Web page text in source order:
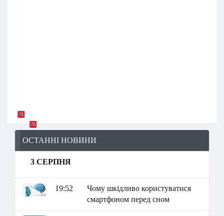
ОСТАННІ НОВИНИ
3 СЕРПНЯ
19:52
Чому шкідливо користуватися
смартфоном перед сном